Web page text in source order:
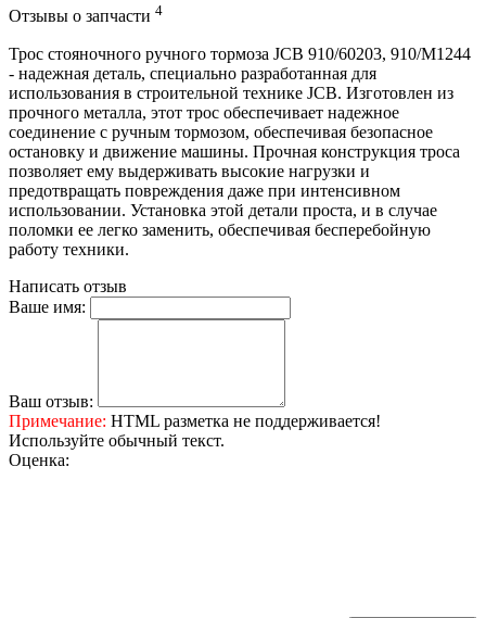
Отзывы о запчасти 4
Трос стояночного ручного тормоза JCB 910/60203, 910/M1244
- надежная деталь, специально разработанная для
использования в строительной технике JCB. Изготовлен из
прочного металла, этот трос обеспечивает надежное
соединение с ручным тормозом, обеспечивая безопасное
остановку и движение машины. Прочная конструкция троса
позволяет ему выдерживать высокие нагрузки и
предотвращать повреждения даже при интенсивном
использовании. Установка этой детали проста, и в случае
поломки ее легко заменить, обеспечивая бесперебойную
работу техники.
Написать отзыв
Ваше имя:
Ваш отзыв:
Примечание: HTML разметка не поддерживается!
Используйте обычный текст.
Оценка: